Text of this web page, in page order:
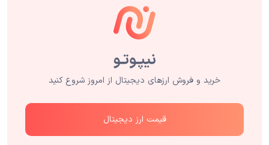
خرید و فروش ارزهای دیجیتال از امروز شروع کنید
قیمت ارز دیجیتال